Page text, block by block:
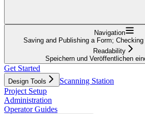
Navigation
Saving and Publishing a Form;
Readability
Speichern und Veröffentlichen
Get Started
Design Tools
Scanning Station
Project Setup
Administration
Operator Guides